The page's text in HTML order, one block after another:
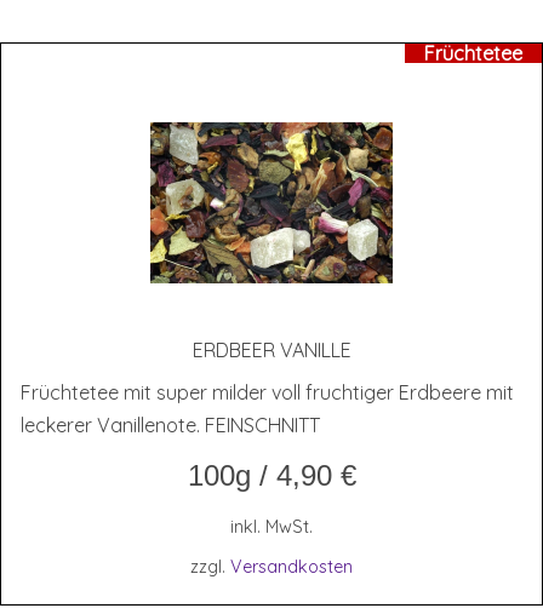
Früchtetee
ERD­BEER VANILLE
Früchtetee mit super milder voll fruchtiger Erdbeere mit
leckerer Vanillenote. FEINSCHNITT
100g / 4,90 €
inkl. MwSt.
zzgl. Versandkosten